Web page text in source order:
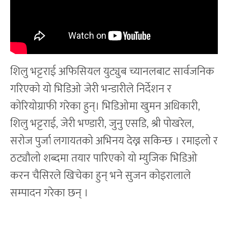
शिलु भट्टराई अफिसियल युट्युब च्यानलबाट सार्वजनिक
गरिएको यो भिडिओ जेरी भन्डारीले निर्देशन र
कोरियोग्राफी गरेका हुन्। भिडिओमा खुमन अधिकारी,
शिलु भट्टराई, जेरी भण्डारी, जुनु एसडि, श्री पोखरेल,
सरोज पुर्जा लगायतको अभिनय देख्न सकिन्छ । रमाइलो र
ठट्यौलो शब्दमा तयार पारिएको यो म्युजिक भिडिओ
करन चैसिरले खिचेका हुन् भने सुजन कोइरालाले
सम्पादन गरेका छन् ।